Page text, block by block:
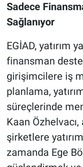
Sadece
Sağlanıyor
EGİAD, yatırım
finansman
girişimcilere iş
planlama,
süreçlerinde
Kaan Özhelvacı,
şirketlere
zamanda Ege